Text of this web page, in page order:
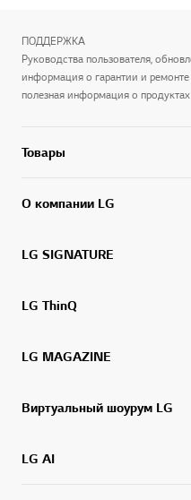
ПОДДЕРЖКА
Руководства пользователя,
информация о гарантии и ремонте
полезная информация о
Товары
О компании LG
LG SIGNATURE
LG ThinQ
LG MAGAZINE
Виртуальный шоурум LG
LG AI